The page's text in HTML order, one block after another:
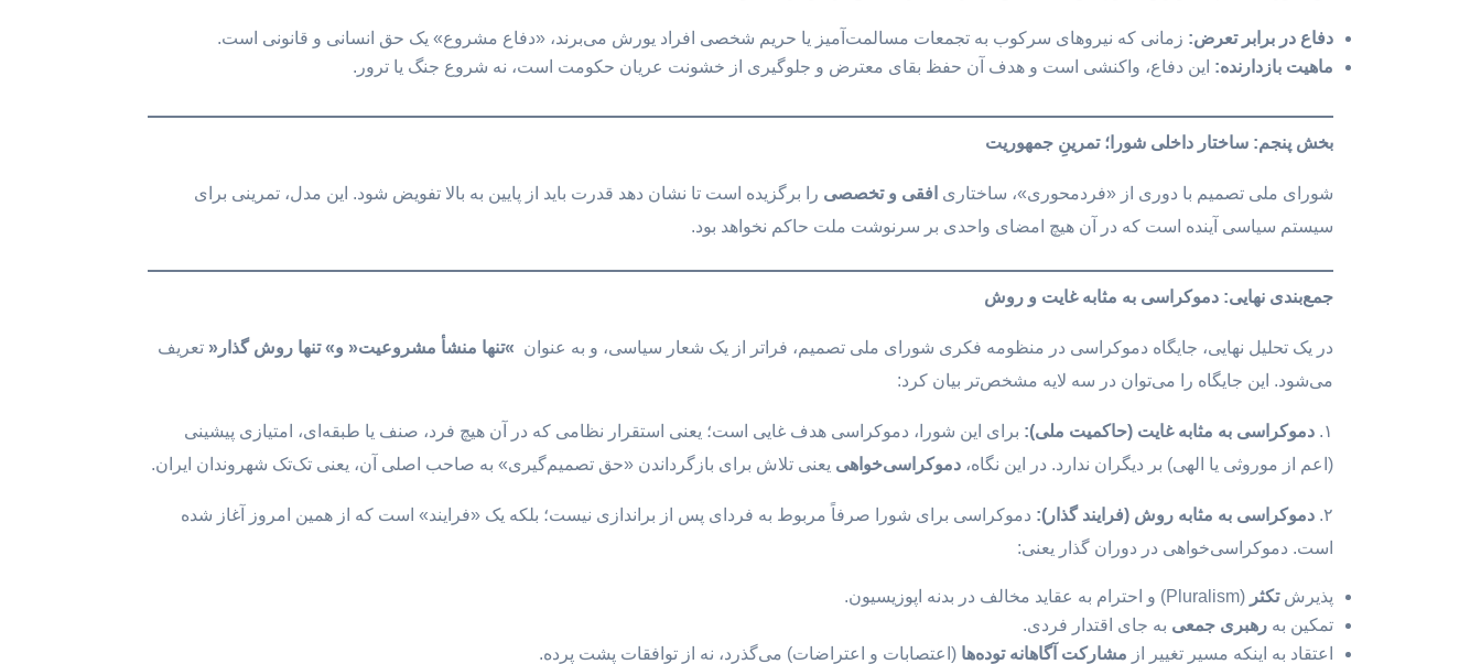
دفاع در برابر تعرض: زمانی که نیروهای سرکوب به تجمعات مسالمت‌آمیز یا حریم شخصی افراد یورش می‌برند، «دفاع مشروع» یک حق انسانی و قانونی است.
ماهیت بازدارنده: این دفاع، واکنشی است و هدف آن حفظ بقای معترض و جلوگیری از خشونت عریان حکومت است، نه شروع جنگ یا ترور.
بخش پنجم: ساختار داخلی شورا؛ تمرینِ جمهوریت
شورای ملی تصمیم با دوری از «فردمحوری»، ساختاری افقی و تخصصی را برگزیده است تا نشان دهد قدرت باید از پایین به بالا تفویض شود. این مدل، تمرینی برای
سیستم سیاسی آینده است که در آن هیچ امضای واحدی بر سرنوشت ملت حاکم نخواهد بود.
جمع‌بندی نهایی: دموکراسی به مثابه غایت و روش
در یک تحلیل نهایی، جایگاه دموکراسی در منظومه فکری شورای ملی تصمیم، فراتر از یک شعار سیاسی، و به عنوان »تنها منشأ مشروعیت« و»تنها روش گذار « تعریف
می‌شود. این جایگاه را می‌توان در سه لایه مشخص‌تر بیان کرد:
۱. دموکراسی به مثابه غایت (حاکمیت ملی): برای این شورا، دموکراسی هدف غایی است؛ یعنی استقرار نظامی که در آن هیچ فرد، صنف یا طبقه‌ای، امتیازی پیشینی
(اعم از موروثی یا الهی) بر دیگران ندارد. در این نگاه،دموکراسی‌خواهی یعنی تلاش برای بازگرداندن «حق تصمیم‌گیری» به صاحب اصلی آن، یعنی تک‌تک شهروندان ایران.
۲. دموکراسی به مثابه روش (فرایند گذار): دموکراسی برای شورا صرفاً مربوط به فردای پس از براندازی نیست؛ بلکه یک «فرایند» است که از همین امروز آغاز شده
است. دموکراسی‌خواهی در دوران گذار یعنی:
پذیرشتکثر (Pluralism) و احترام به عقاید مخالف در بدنه اپوزیسیون.
تمکین بهرهبری جمعی به جای اقتدار فردی.
اعتقاد به اینکه مسیر تغییر از مشارکت آگاهانه توده‌ها (اعتصابات و اعتراضات) می‌گذرد، نه از توافقات پشت پرده.